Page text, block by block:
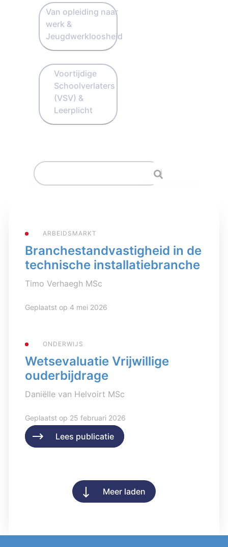
Van opleiding naar
werk &
Jeugdwerkloosheid
Voortijdige
Schoolverlaters
(VSV) &
Leerplicht
ARBEIDSMARKT
Branchestandvastigheid in de
technische installatiebranche
Timo Verhaegh MSc
Geplaatst op 4 mei 2026
Lees publicatie
ONDERWIJS
Wetsevaluatie Vrijwillige
ouderbijdrage
Daniëlle van Helvoirt MSc
Geplaatst op 25 februari 2026
Lees publicatie
Meer laden